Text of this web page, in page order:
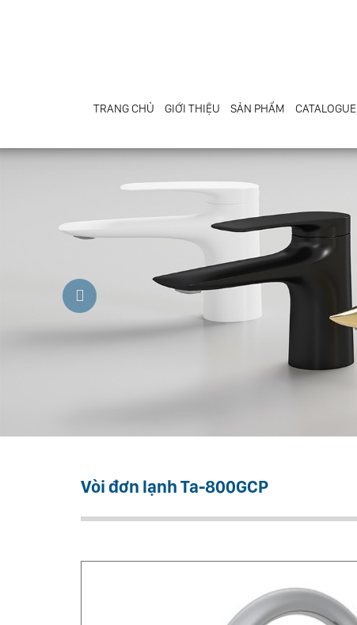
TRANG CHỦ GIỚI THIỆU SẢN PHẨM CATALOGUE
Previous
Vòi đơn lạnh Ta-800GCP